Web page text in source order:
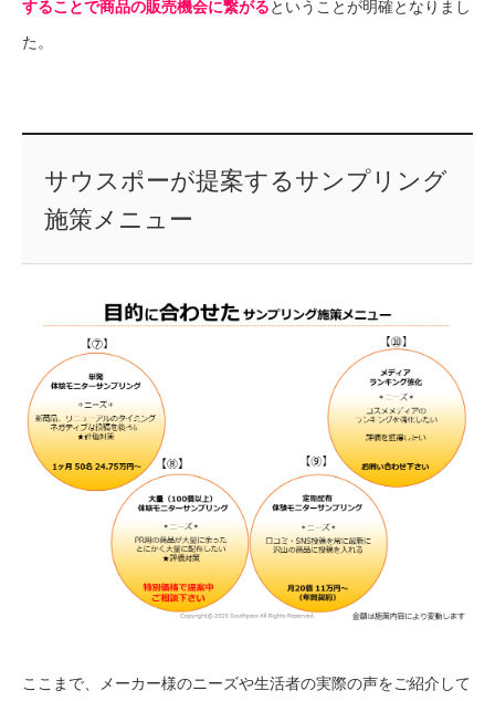
することで商品の販売機会に繋がるということが明確となりまし
た。
サウスポーが提案するサンプリング
施策メニュー
ここまで、メーカー様のニーズや生活者の実際の声をご紹介して